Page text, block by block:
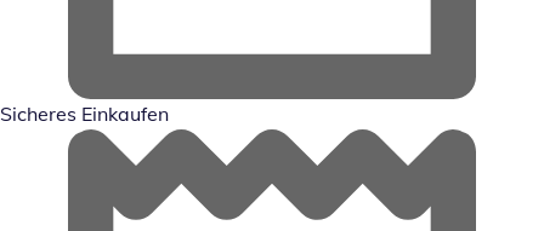
Sicheres Einkaufen